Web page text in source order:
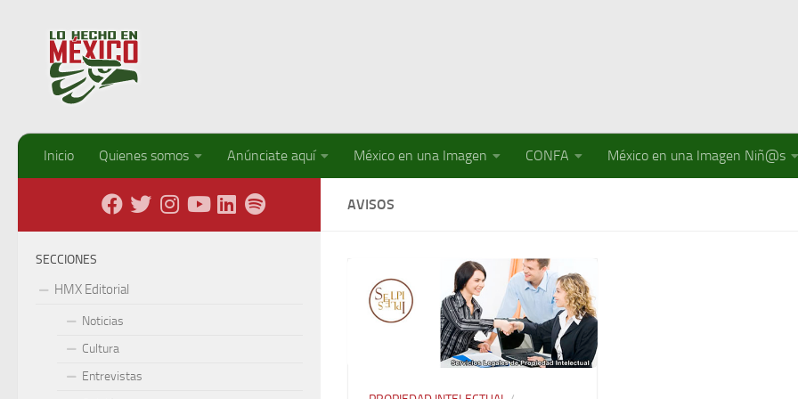
Inicio Quienes somos Anúnciate aquí México en una Imagen CONFA México en una Imagen Niñ@s
AVISOS
SECCIONES
HMX Editorial
Noticias
Cultura
Entrevistas